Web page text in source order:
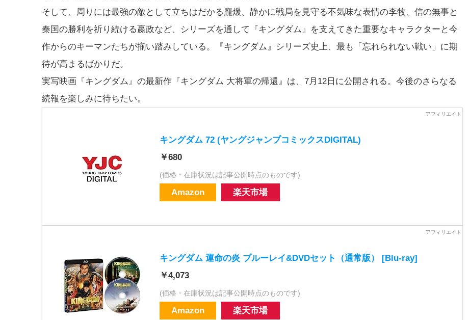
そして、周りには最強の敵として立ちはだかる龐煖、静かに戦局を見守る不気味な表情の李牧、信の無事と
秦国の勝利を祈り続ける嬴政など、シリーズを通して『キングダム』を支えてきた重要なキャラクターと今
作からのキーマンたちが揃い踏みしている。『キングダム』シリーズ史上、最も「忘れられない戦い」に期
待が高まるばかりだ。
実写映画『キングダム』の最新作『キングダム 大将軍の帰還』は、7月12日に公開される。今後のさらなる
続報を楽しみに待ちたい。
キングダム 72 (ヤングジャンプコミックスDIGITAL)
￥680
(価格・在庫状況は記事公開時点のものです)
Amazon 楽天市場
キングダム 運命の炎 ブルーレイ&DVDセット（通常版） [Blu-ray]
￥4,073
(価格・在庫状況は記事公開時点のものです)
Amazon 楽天市場